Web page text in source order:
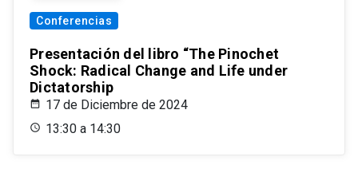
Conferencias
Presentación del libro “The Pinochet
Shock: Radical Change and Life under
Dictatorship
17 de Diciembre de 2024
13:30 a 14:30